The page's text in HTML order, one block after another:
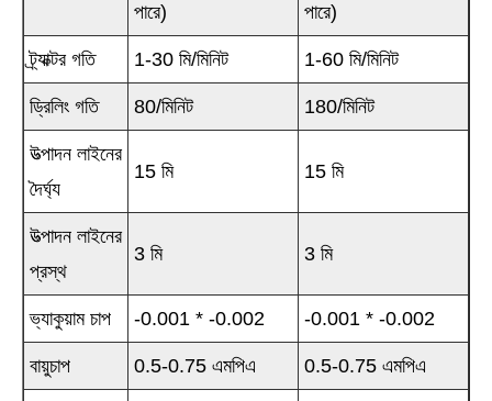
পারে)
পারে)
ট্র্যাক্টর গতি 1-30 মি/মিনিট 1-60 মি/মিনিট
ড্রিলিং গতি 80/মিনিট 180/মিনিট
উত্পাদন লাইনের
দৈর্ঘ্য
15 মি 15 মি
উত্পাদন লাইনের
প্রস্থ
3 মি 3 মি
ভ্যাকুয়াম চাপ -0.001 * -0.002 -0.001 * -0.002
বায়ুচাপ 0.5-0.75 এমপিএ 0.5-0.75 এমপিএ